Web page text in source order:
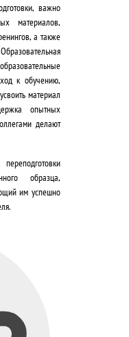
важно
материалов,
а также
к обучению,
материал
опытных
делают
образца,
им успешно